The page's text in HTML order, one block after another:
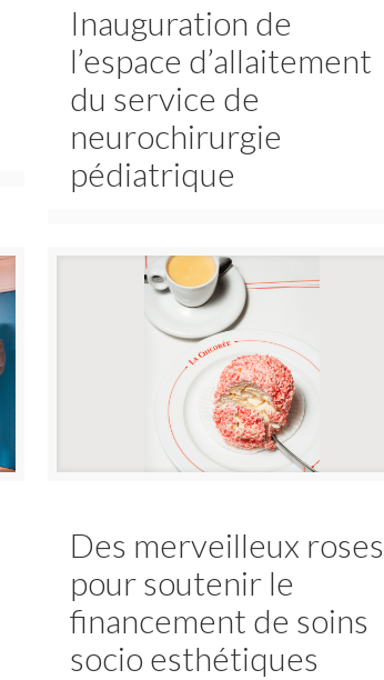
Inauguration de
l’espace d’allaitement
du service de
neurochirurgie
pédiatrique
Des merveilleux roses
pour soutenir le
financement de soins
socio esthétiques